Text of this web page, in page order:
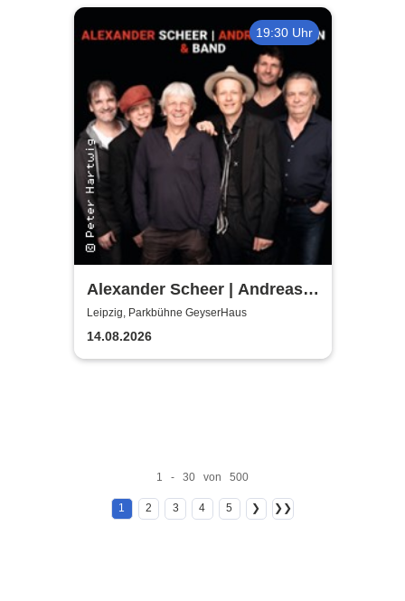
19:30 Uhr
Alexander Scheer | Andreas
Dresen & Band spielen (nicht
nur) Gundermann
Leipzig, Parkbühne GeyserHaus
14.08.2026
1 - 30 von 500
1 2 3 4 5 ❯ ❯❯